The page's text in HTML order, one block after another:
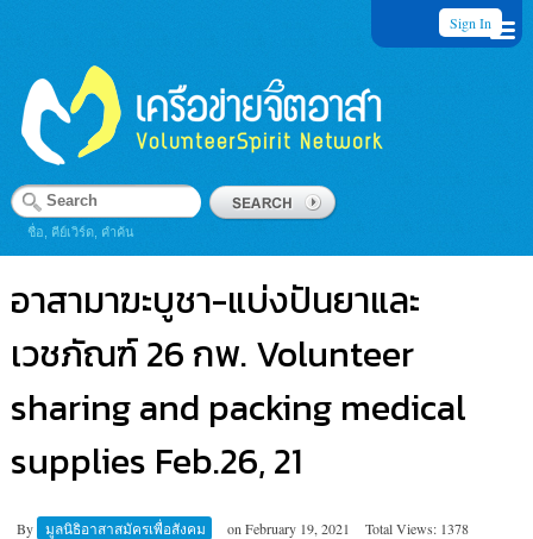
Sign In
ชื่อ, คีย์เวิร์ด, คำค้น
อาสามาฆะบูชา-แบ่งปันยาและ
เวชภัณฑ์ 26 กพ. Volunteer
sharing and packing medical
supplies Feb.26, 21
By มูลนิธิอาสาสมัครเพื่อสังคม on February 19, 2021
Total Views: 1378